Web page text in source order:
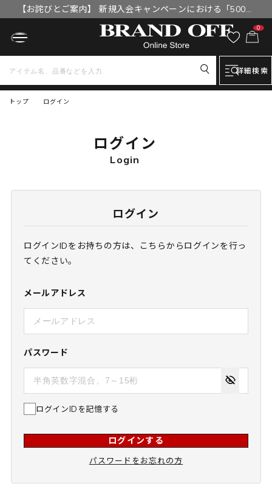
【お詫びとご案内】 新規入会キャンペーンにおける「500円
OFFクーポン」付与漏れと補填について
0
詳細検索
トップ ログイン
ログイン
Login
ログイン
ログインIDをお持ちの方は、こちらからログインを行っ
てください。
メールアドレス
パスワード
ログインIDを記憶する
ログインする
パスワードをお忘れの方